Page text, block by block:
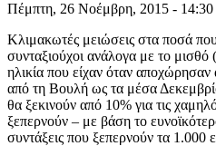
Πέμπτη, 26 Νοέμβρη, 2015 - 14:30
Kλιμακωτές μειώσεις στα ποσά
συνταξιούχοι ανάλογα με το μισθό
ηλικία που είχαν όταν
από τη Βουλή ως τα μέσα
θα ξεκινούν από 10% για τις
ξεπερνούν – με βάση το
συντάξεις που ξεπερνούν τα 1.000